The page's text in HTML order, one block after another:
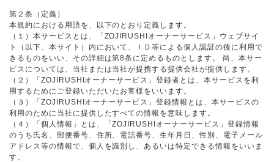
第２条（定義）
本規約における用語を、以下のとおり定義します。
（１）本サービスとは、「ZOJIRUSHIオーナーサービス」ウェブサイ
ト（以下、本サイト）内において、ＩＤ等による個人認証の後に利用で
きるものをいい、その詳細は第8条に定めるものとします。 尚、本サー
ビスについては、当社または当社が提携する提供会社が提供します。
（２）「ZOJIRUSHIオーナーサービス」登録者とは、本サービスを利
用するためにご登録いただいたお客様をいいます。
（３）「ZOJIRUSHIオーナーサービス」登録情報とは、本サービスの
利用のために当社に提供したすべての情報を意味します。
（４）「個人情報」とは、「ZOJIRUSHIオーナーサービス」登録情報
のうち氏名、郵便番号、住所、電話番号、生年月日、性別、電子メール
アドレス等の情報で、個人を識別し、あるいは特定できる情報をいいま
す。